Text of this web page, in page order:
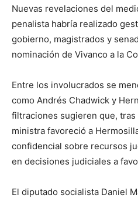
Nuevas revelaciones del
penalista habría realizado
gobierno, magistrados y
nominación de Vivanco a la
Entre los involucrados se
como Andrés Chadwick y
filtraciones sugieren que,
ministra favoreció a
confidencial sobre recursos
en decisiones judiciales a
El diputado socialista Daniel